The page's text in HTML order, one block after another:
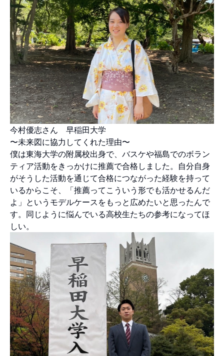
今村優志さん 早稲田大学
〜未来図に協力してくれた理由〜
僕は東海大学の附属校出身で、バスケや福島でのボラン
ティア活動をきっかけに推薦で合格しました。自分自身
がそうした活動を通じて合格につながった経験を持って
いるからこそ、「推薦ってこういう形でも活かせるんだ
よ」というモデルケースをもっと広めたいと思ったんで
す。同じように悩んでいる高校生たちの参考になってほ
しい。